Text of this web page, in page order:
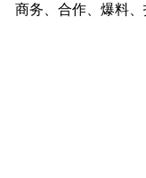
商务、合作、爆料